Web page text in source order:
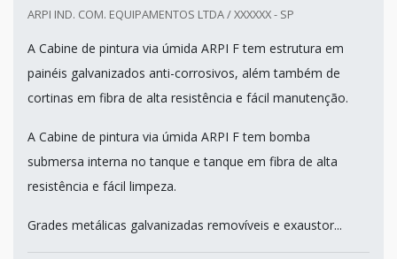
ARPI IND. COM. EQUIPAMENTOS LTDA / XXXXXX - SP
A Cabine de pintura via úmida ARPI F tem estrutura em
painéis galvanizados anti-corrosivos, além também de
cortinas em fibra de alta resistência e fácil manutenção.
A Cabine de pintura via úmida ARPI F tem bomba
submersa interna no tanque e tanque em fibra de alta
resistência e fácil limpeza.
Grades metálicas galvanizadas removíveis e exaustor...